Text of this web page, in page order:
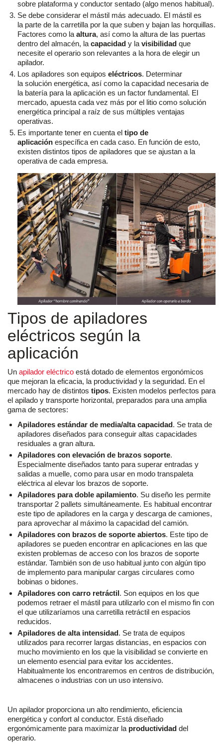
sobre plataforma y conductor sentado (algo menos habitual).
Se debe considerar el mástil más adecuado. El mástil es
la parte de la carretilla por la que suben y bajan las horquillas.
Factores como la altura, así como la altura de las puertas
dentro del almacén, la capacidad y la visibilidad que
necesite el operario son relevantes a la hora de elegir un
apilador.
Los apiladores son equipos eléctricos. Determinar
la solución energética, así como la capacidad necesaria de
la batería para la aplicación es un factor fundamental. El
mercado, apuesta cada vez más por el litio como solución
energética principal a raíz de sus múltiples ventajas
operativas.
Es importante tener en cuenta el tipo de
aplicación específica en cada caso. En función de esto,
existen distintos tipos de apiladores que se ajustan a la
operativa de cada empresa.
Tipos de apiladores
eléctricos según la
aplicación
Un apilador eléctrico está dotado de elementos ergonómicos
que mejoran la eficacia, la productividad y la seguridad. En el
mercado hay de distintos tipos. Existen modelos perfectos para
el apilado y transporte horizontal, preparados para una amplia
gama de sectores:
Apiladores estándar de media/alta capacidad. Se trata de
apiladores diseñados para conseguir altas capacidades
residuales a gran altura.
Apiladores con elevación de brazos soporte.
Especialmente diseñados tanto para superar entradas y
salidas a muelle, como para usar en modo transpaleta
eléctrica al elevar los brazos de soporte.
Apiladores para doble apilamiento. Su diseño les permite
transportar 2 pallets simultáneamente. Es habitual encontrar
este tipo de apiladores en la carga y descarga de camiones,
para aprovechar al máximo la capacidad del camión.
Apiladores con brazos de soporte abiertos. Este tipo de
apiladores se pueden encontrar en aplicaciones en las que
existen problemas de acceso con los brazos de soporte
estándar. También son de uso habitual junto con algún tipo
de implemento para manipular cargas circulares como
bobinas o bidones.
Apiladores con carro retráctil. Son equipos en los que
podemos retraer el mástil para utilizarlo con el mismo fin con
el que utilizaríamos una carretilla retráctil en espacios
reducidos.
Apiladores de alta intensidad. Se trata de equipos
utilizados para recorrer largas distancias, en espacios con
mucho movimiento en los que la visibilidad se convierte en
un elemento esencial para evitar los accidentes.
Habitualmente los encontraremos en centros de distribución,
almacenes o industrias con un uso intensivo.
Un apilador proporciona un alto rendimiento, eficiencia
energética y confort al conductor. Está diseñado
ergonómicamente para maximizar la productividad del
operario.